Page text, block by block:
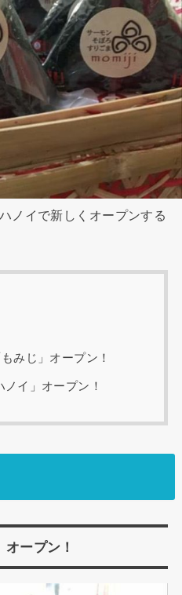
ノイで新しくオープンする
みじ」オープン！
イ」オープン！
ープン！